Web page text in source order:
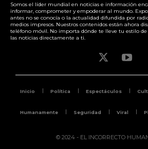
Somos el líder mundial en noticias e información
informar, comprometer y empoderar al mundo.
antes no se conocía o la actualidad difundida por
medios impresos. Nuestros contenidos están ahora
teléfono móvil. No importa dónde te lleve tu estilo
las noticias directamente a ti.
Inicio Política Espectáculos
Humanamente Seguridad Viral
© 2024 - EL INCORRECTO